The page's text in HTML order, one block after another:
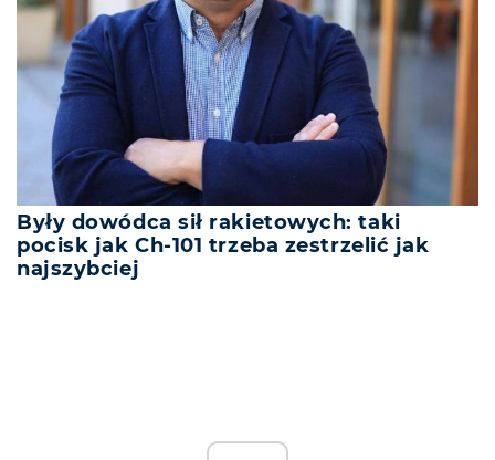
Były dowódca sił rakietowych: taki
pocisk jak Ch-101 trzeba zestrzelić jak
najszybciej